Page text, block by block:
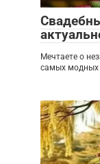
Мечтаете о
самых модных